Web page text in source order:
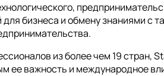
бизнеса и обмену знаниями с
из более чем 19 стран,
ее важность и международное